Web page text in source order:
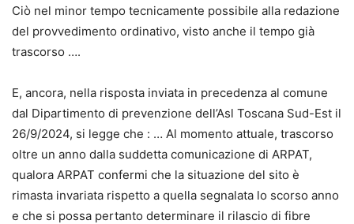
Ciò nel minor tempo tecnicamente possibile alla redazione
del provvedimento ordinativo, visto anche il tempo già
trascorso ….
E, ancora, nella risposta inviata in precedenza al comune
dal Dipartimento di prevenzione dell’Asl Toscana Sud-Est il
26/9/2024, si legge che : … Al momento attuale, trascorso
oltre un anno dalla suddetta comunicazione di ARPAT,
qualora ARPAT confermi che la situazione del sito è
rimasta invariata rispetto a quella segnalata lo scorso anno
e che si possa pertanto determinare il rilascio di fibre